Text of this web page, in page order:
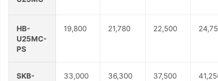
HB-
U25MC-
PS
19,800 21,780 22,500
SKB-
33,000 36,300 37,500